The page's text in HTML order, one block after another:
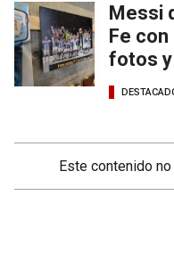
Messi
Fe
fotos
Este contenido